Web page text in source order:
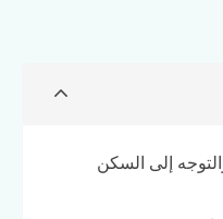
إلى السكن